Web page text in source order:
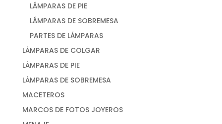
LÁMPARAS DE PIE
LÁMPARAS DE SOBREMESA
PARTES DE LÁMPARAS
LÁMPARAS DE COLGAR
LÁMPARAS DE PIE
LÁMPARAS DE SOBREMESA
MACETEROS
MARCOS DE FOTOS JOYEROS